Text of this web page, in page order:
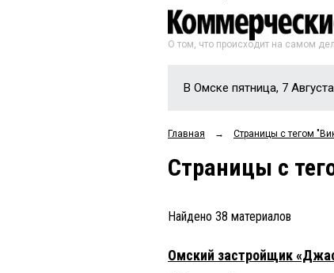
О том, что происходит на самом
В Омске пятница, 7 Августа
Главная → Страницы c тегом
Страницы c
Найдено 38 материалов
Омский застройщик